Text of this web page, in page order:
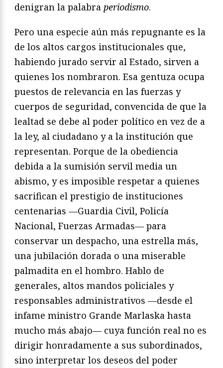
denigran la palabra periodismo.
Pero una especie aún más repugnante es la
de los altos cargos institucionales que,
habiendo jurado servir al Estado, sirven a
quienes los nombraron. Esa gentuza ocupa
puestos de relevancia en las fuerzas y
cuerpos de seguridad, convencida de que la
lealtad se debe al poder político en vez de a
la ley, al ciudadano y a la institución que
representan. Porque de la obediencia
debida a la sumisión servil media un
abismo, y es imposible respetar a quienes
sacrifican el prestigio de instituciones
centenarias —Guardia Civil, Policía
Nacional, Fuerzas Armadas— para
conservar un despacho, una estrella más,
una jubilación dorada o una miserable
palmadita en el hombro. Hablo de
generales, altos mandos policiales y
responsables administrativos —desde el
infame ministro Grande Marlaska hasta
mucho más abajo— cuya función real no es
dirigir honradamente a sus subordinados,
sino interpretar los deseos del poder